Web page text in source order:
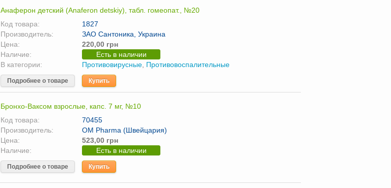
Анаферон детский (Anaferon detskiy), табл. гомеопат., №20
Код товара:
1827
Производитель:
ЗАО Сантоника, Украина
Цена:
220,00 грн
Наличие:
Есть в наличии
В категории:
Противовирусные Противовоспалительные
Подробнее о товаре Купить
Бронхо-Ваксом взрослые, капс. 7 мг, №10
Код товара:
70455
Производитель:
OM Pharma (Швейцария)
Цена:
523,00 грн
Наличие:
Есть в наличии
Подробнее о товаре Купить